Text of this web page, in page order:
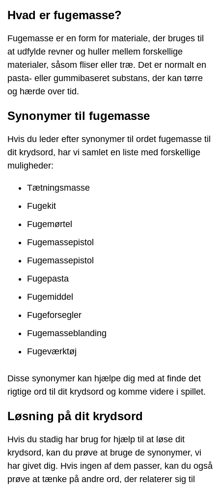
Hvad er fugemasse?
Fugemasse er en form for materiale, der bruges til
at udfylde revner og huller mellem forskellige
materialer, såsom fliser eller træ. Det er normalt en
pasta- eller gummibaseret substans, der kan tørre
og hærde over tid.
Synonymer til fugemasse
Hvis du leder efter synonymer til ordet fugemasse til
dit krydsord, har vi samlet en liste med forskellige
muligheder:
Tætningsmasse
Fugekit
Fugemørtel
Fugemassepistol
Fugemassepistol
Fugepasta
Fugemiddel
Fugeforsegler
Fugemasseblanding
Fugeværktøj
Disse synonymer kan hjælpe dig med at finde det
rigtige ord til dit krydsord og komme videre i spillet.
Løsning på dit krydsord
Hvis du stadig har brug for hjælp til at løse dit
krydsord, kan du prøve at bruge de synonymer, vi
har givet dig. Hvis ingen af dem passer, kan du også
prøve at tænke på andre ord, der relaterer sig til